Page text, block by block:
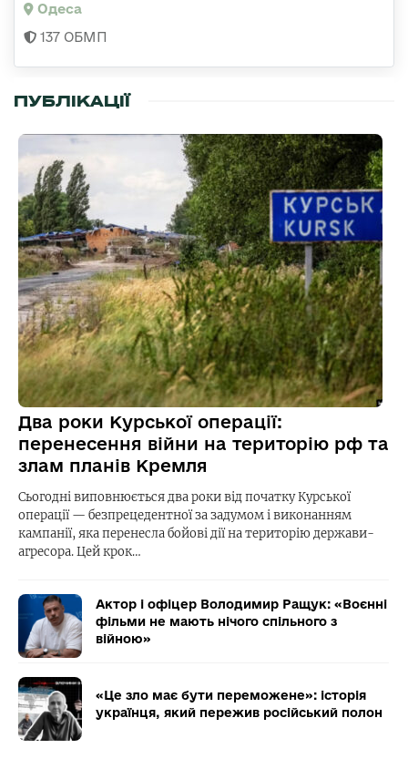
Одеса
137 ОБМП
ПУБЛІКАЦІЇ
Два роки Курської операції:
перенесення війни на територію рф та
злам планів Кремля
Сьогодні виповнюється два роки від початку Курської
операції — безпрецедентної за задумом і виконанням
кампанії, яка перенесла бойові дії на територію держави-
агресора. Цей крок…
Актор і офіцер Володимир Ращук: «Воєнні
фільми не мають нічого спільного з
війною»
«Це зло має бути переможене»: історія
українця, який пережив російський полон